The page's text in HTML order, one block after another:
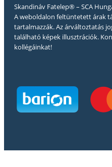
Skandináv Fatelep® – SCA
A weboldalon feltüntetett árak
tartalmazzák. Az árváltoztatás
található képek illusztrációk.
kollégáinkat!